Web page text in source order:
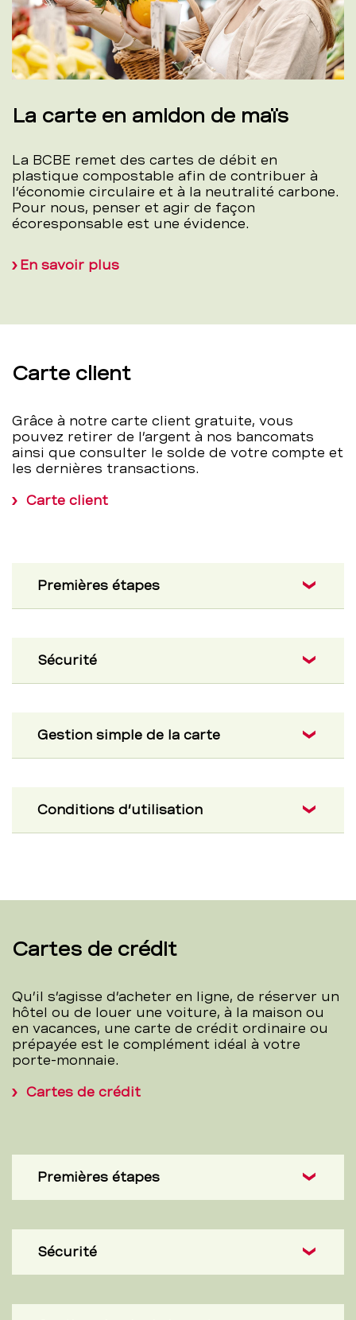
La carte en amidon de maïs
La BCBE remet des cartes de débit en
plastique compostable afin de contribuer à
l’économie circulaire et à la neutralité carbone.
Pour nous, penser et agir de façon
écoresponsable est une évidence.
En savoir plus
Carte client
Grâce à notre carte client gratuite, vous
pouvez retirer de l’argent à nos bancomats
ainsi que consulter le solde de votre compte et
les dernières transactions.
Carte client
Premières étapes
Sécurité
Gestion simple de la carte
Conditions d’utilisation
Cartes de crédit
Qu’il s’agisse d’acheter en ligne, de réserver un
hôtel ou de louer une voiture, à la maison ou
en vacances, une carte de crédit ordinaire ou
prépayée est le complément idéal à votre
porte-monnaie.
Cartes de crédit
Premières étapes
Sécurité